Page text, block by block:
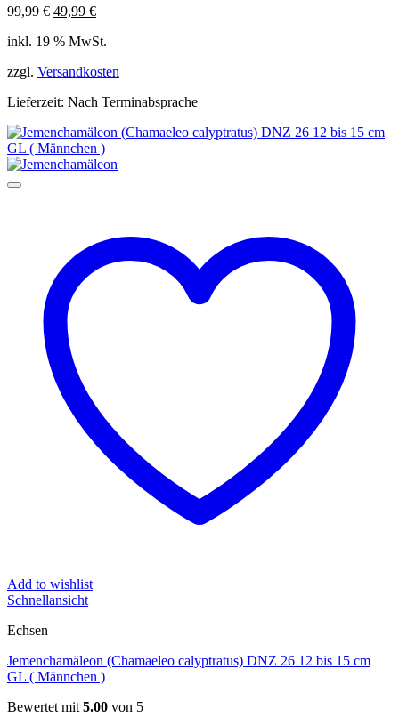
99,99€ Ursprünglicher
war:
49,99 €Aktueller
ist:
inkl. 19 % MwSt.
zzgl. Versandkosten
Lieferzeit: Nach Terminabsprache
Add to wishlist
Schnellansicht
Echsen
Jemenchamäleon (Chamaeleo calyptratus) DNZ 26 12 bis 15 cm
GL ( Männchen )
Bewertet mit 5.00 von 5